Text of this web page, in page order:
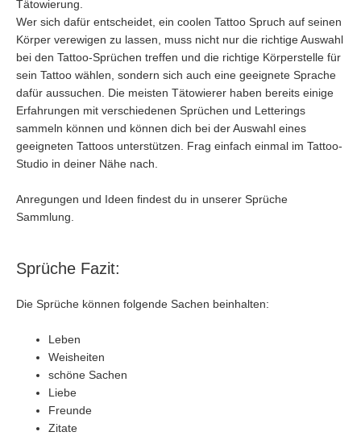
Tätowierung.
Wer sich dafür entscheidet, ein coolen Tattoo Spruch auf seinen
Körper verewigen zu lassen, muss nicht nur die richtige Auswahl
bei den Tattoo-Sprüchen treffen und die richtige Körperstelle für
sein Tattoo wählen, sondern sich auch eine geeignete Sprache
dafür aussuchen. Die meisten Tätowierer haben bereits einige
Erfahrungen mit verschiedenen Sprüchen und Letterings
sammeln können und können dich bei der Auswahl eines
geeigneten Tattoos unterstützen. Frag einfach einmal im Tattoo-
Studio in deiner Nähe nach.
Anregungen und Ideen findest du in unserer Sprüche
Sammlung.
Sprüche Fazit:
Die Sprüche können folgende Sachen beinhalten:
Leben
Weisheiten
schöne Sachen
Liebe
Freunde
Zitate